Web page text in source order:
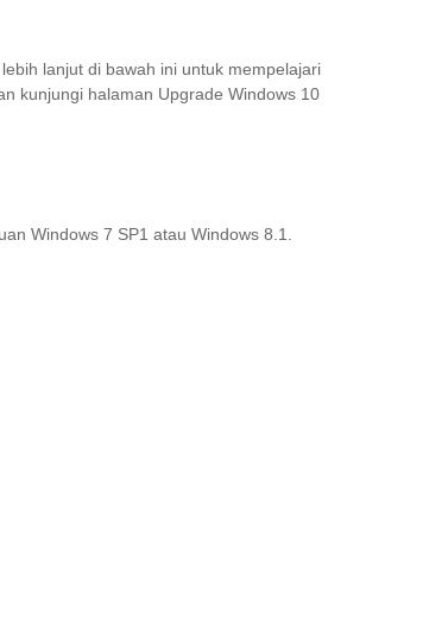
lebih lanjut di bawah ini untuk mempelajari
kunjungi halaman Upgrade Windows 10
Windows 7 SP1 atau Windows 8.1.